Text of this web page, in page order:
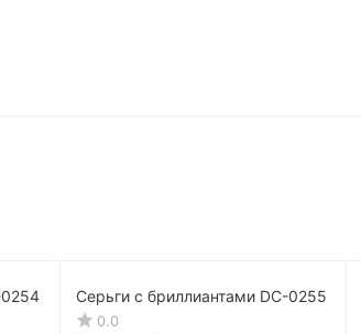
Серьги с бриллиантами DC-0255
0.0